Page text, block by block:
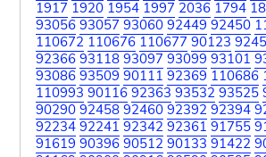
1917 1920 1954 1997 2036 1794
93056 93057 93060 92449 92450
110672 110676 110677 90123
92366 93118 93097 93099 93101
93086 93509 90111 92369 110686
110993 90116 92363 93532 93525
90290 92458 92460 92392 92394
92234 92241 92342 92361 91755
91619 90396 90512 90133 91422